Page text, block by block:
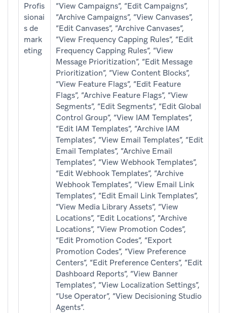
Profis
sionai
s de
mark
eting
“View Campaigns”, “Edit Campaigns”,
“Archive Campaigns”, “View Canvases”,
“Edit Canvases”, “Archive Canvases”,
“View Frequency Capping Rules”, “Edit
Frequency Capping Rules”, “View
Message Prioritization”, “Edit Message
Prioritization”, “View Content Blocks”,
“View Feature Flags”, “Edit Feature
Flags”, “Archive Feature Flags”, “View
Segments”, “Edit Segments”, “Edit Global
Control Group”, “View IAM Templates”,
“Edit IAM Templates”, “Archive IAM
Templates”, “View Email Templates”, “Edit
Email Templates”, “Archive Email
Templates”, “View Webhook Templates”,
“Edit Webhook Templates”, “Archive
Webhook Templates”, “View Email Link
Templates”, “Edit Email Link Templates”,
“View Media Library Assets”, “View
Locations”, “Edit Locations”, “Archive
Locations”, “View Promotion Codes”,
“Edit Promotion Codes”, “Export
Promotion Codes”, “View Preference
Centers”, “Edit Preference Centers”, “Edit
Dashboard Reports”, “View Banner
Templates”, “View Localization Settings”,
“Use Operator”, “View Decisioning Studio
Agents”.